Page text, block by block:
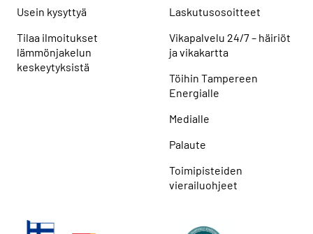
Usein kysyttyä
Tilaa ilmoitukset
lämmönjakelun
keskeytyksistä
Laskutusosoitteet
Vikapalvelu 24/7 – häiriöt
ja vikakartta
Töihin Tampereen
Energialle
Medialle
Palaute
Toimipisteiden
vierailuohjeet